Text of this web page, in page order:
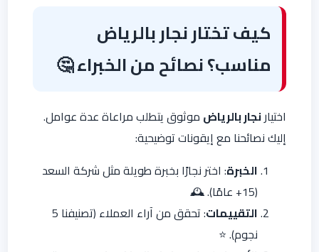
كيف تختار نجار بالرياض
مناسب؟ نصائح من الخبراء 🤔
اختيارنجار بالرياض موثوق يتطلب مراعاة عدة عوامل.
إليك نصائحنا مع إيقونات توضيحية:
الخبرة: اختر نجارًا بخبرة طويلة مثل شركة السعد
(15+ عامًا). 🕰️
التقييمات
: تحقق من آراء العملاء (تصنيفنا 5
نجوم). ⭐